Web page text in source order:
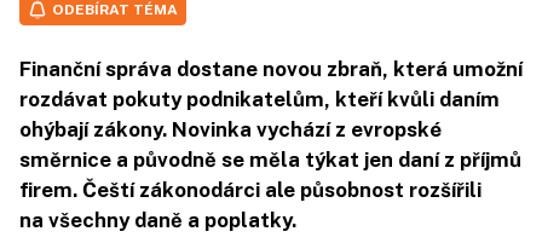
ODEBÍRAT TÉMA
Finanční správa dostane novou zbraň, která umožní
rozdávat pokuty podnikatelům, kteří kvůli daním
ohýbají zákony. Novinka vychází z evropské
směrnice a původně se měla týkat jen daní z příjmů
firem. Čeští zákonodárci ale působnost rozšířili
na všechny daně a poplatky.